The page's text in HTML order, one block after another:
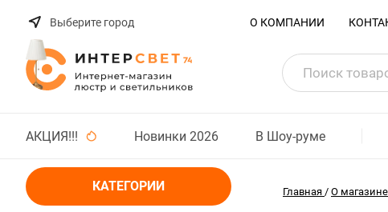
Выберите город О КОМПАНИИ
АКЦИЯ!!! Новинки 2026 В Шоу-руме
КАТЕГОРИИ Главная / О магазине